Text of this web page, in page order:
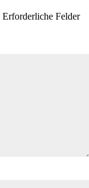
Erforderliche Felder